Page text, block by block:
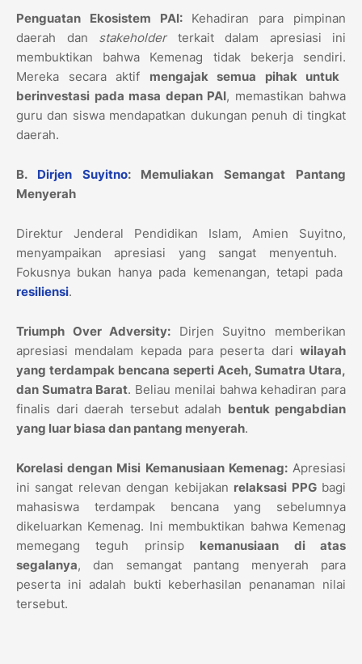
Penguatan Ekosistem PAI:Kehadiran para pimpinan
daerah dan stakeholderterkait dalam apresiasi ini
membuktikan bahwa Kemenag tidak bekerja sendiri.
Mereka secara aktif mengajak semua pihak untuk
berinvestasi pada masa depan PAI, memastikan bahwa
guru dan siswa mendapatkan dukungan penuh di tingkat
daerah.
B. Dirjen Suyitno: Memuliakan Semangat Pantang
Menyerah
Direktur Jenderal Pendidikan Islam, Amien Suyitno,
menyampaikan apresiasi yang sangat menyentuh.
Fokusnya bukan hanya pada kemenangan, tetapi pada
resiliensi.
Triumph Over Adversity: Dirjen Suyitno memberikan
apresiasi mendalam kepada para peserta dari wilayah
yang terdampak bencana seperti Aceh, Sumatra Utara,
dan Sumatra Barat. Beliau menilai bahwa kehadiran para
finalis dari daerah tersebut adalah bentuk pengabdian
yang luar biasa dan pantang menyerah.
Korelasi dengan Misi Kemanusiaan Kemenag:Apresiasi
ini sangat relevan dengan kebijakan relaksasi PPGbagi
mahasiswa terdampak bencana yang sebelumnya
dikeluarkan Kemenag. Ini membuktikan bahwa Kemenag
memegang teguh prinsip kemanusiaan di atas
segalanya, dan semangat pantang menyerah para
peserta ini adalah bukti keberhasilan penanaman nilai
tersebut.